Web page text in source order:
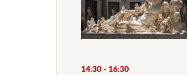
14:30 - 16:30